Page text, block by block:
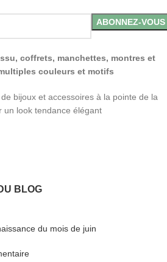
coffrets, manchettes, montres et
couleurs et motifs
bijoux et accessoires à la pointe de la
un look tendance élégant
BLOG
du mois de juin